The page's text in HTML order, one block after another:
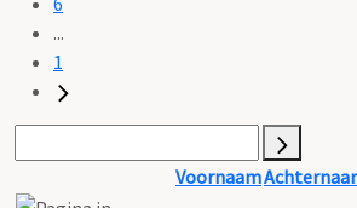
...
1
Voornaam